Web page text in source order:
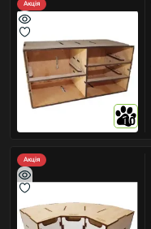
Акція
10
Акція